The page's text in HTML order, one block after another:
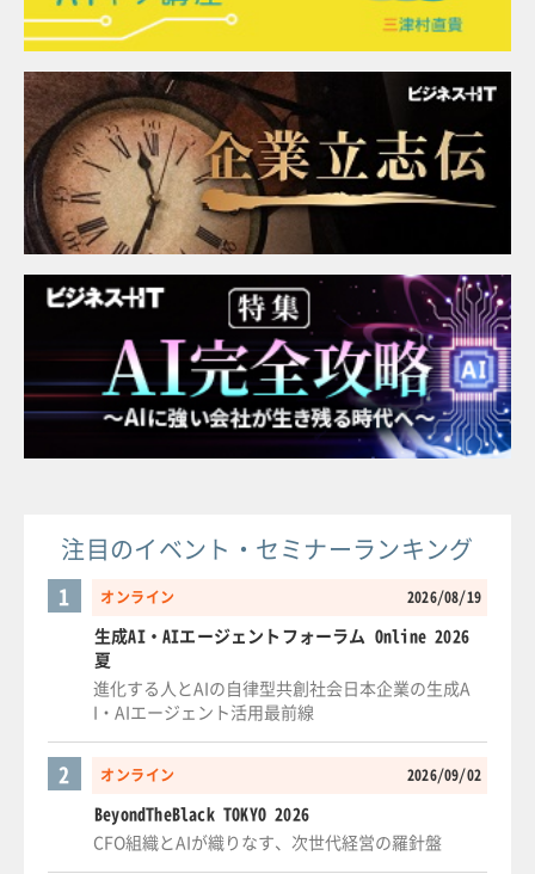
注目のイベント・セミナーランキング
オンライン 2026/08/19
1
生成AI・AIエージェントフォーラム Online 2026
夏
進化する人とAIの自律型共創社会日本企業の生成A
I・AIエージェント活用最前線
オンライン 2026/09/02
2
BeyondTheBlack TOKYO 2026
CFO組織とAIが織りなす、次世代経営の羅針盤